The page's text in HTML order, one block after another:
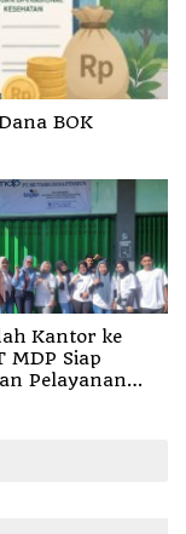
BOK
Kantor ke
Siap
Pelayanan